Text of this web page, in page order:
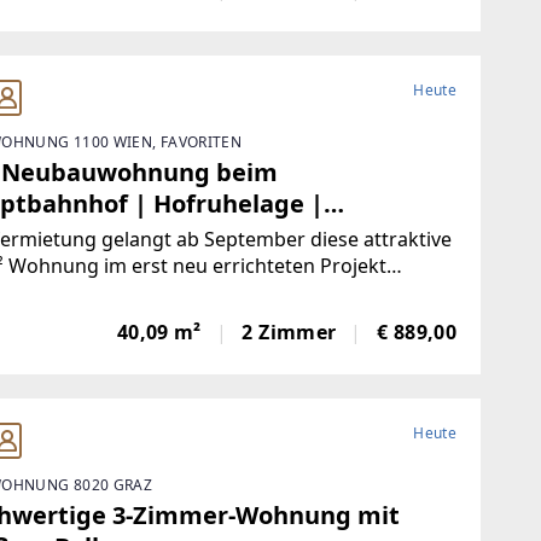
Heute
1100 WIEN, FAVORITEN
beim
| Hofruhelage |
gelangt ab September diese attraktive
Wohnung im erst neu errichteten Projekt
moderne Architektur mit der Vision eines
preiswerten Wohnprojekts.Die
40,09 m² 2 Zimmer € 889,00
Heute
8020 GRAZ
3-Zimmer-Wohnung mit